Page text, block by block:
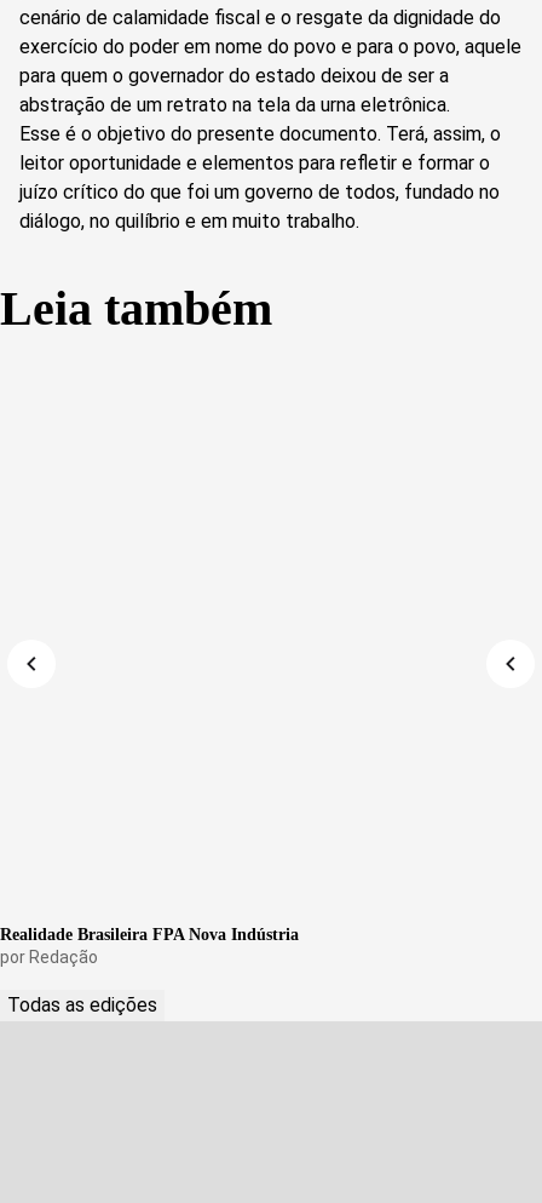
cenário de calamidade fiscal e o resgate da dignidade do
exercício do poder em nome do povo e para o povo, aquele
para quem o governador do estado deixou de ser a
abstração de um retrato na tela da urna eletrônica.
Esse é o objetivo do presente documento. Terá, assim, o
leitor oportunidade e elementos para refletir e formar o
juízo crítico do que foi um governo de todos, fundado no
diálogo, no quilíbrio e em muito trabalho.
Leia também
Realidade Brasileira FPA Nova Indústria
por Redação
Todas as edições